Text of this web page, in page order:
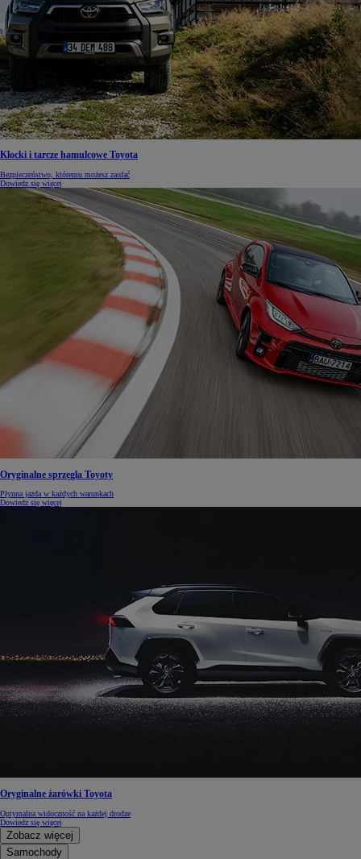
Klocki i tarcze hamulcowe Toyota
Bezpieczeństwo, któremu możesz zaufać
Dowiedz się więcej
Oryginalne sprzęgła Toyoty
Płynna jazda w każdych warunkach
Dowiedz się więcej
Oryginalne żarówki Toyota
Optymalna widoczność na każdej drodze
Dowiedz się więcej
Zobacz więcej
Samochody